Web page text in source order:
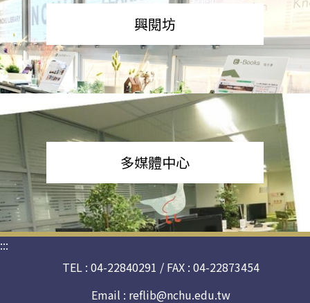
興閱坊
多媒體中心
:::
TEL : 04-22840291 / FAX : 04-22873454
Email : reflib@nchu.edu.tw